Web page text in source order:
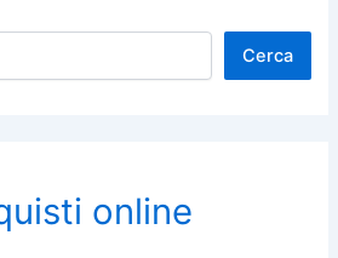
Cerca
online